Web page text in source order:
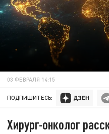
03 ФЕВРАЛЯ 14:15
ПОДПИШИТЕСЬ:
Хирург-онколог